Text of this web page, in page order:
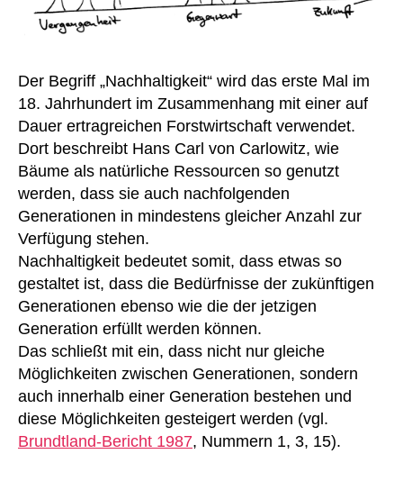
Der Begriff „Nachhaltigkeit“ wird das erste Mal im
18. Jahrhundert im Zusammenhang mit einer auf
Dauer ertragreichen Forstwirtschaft verwendet.
Dort beschreibt Hans Carl von Carlowitz, wie
Bäume als natürliche Ressourcen so genutzt
werden, dass sie auch nachfolgenden
Generationen in mindestens gleicher Anzahl zur
Verfügung stehen.
Nachhaltigkeit bedeutet somit, dass etwas so
gestaltet ist, dass die Bedürfnisse der zukünftigen
Generationen ebenso wie die der jetzigen
Generation erfüllt werden können.
Das schließt mit ein, dass nicht nur gleiche
Möglichkeiten zwischen Generationen, sondern
auch innerhalb einer Generation bestehen und
diese Möglichkeiten gesteigert werden (vgl.
Brundtland-Bericht 1987, Nummern 1, 3, 15).